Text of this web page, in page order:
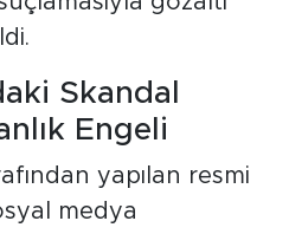
Skandal
Engeli
yapılan resmi
medya